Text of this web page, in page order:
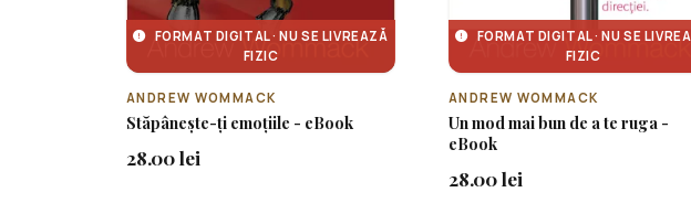
FORMAT DIGITAL · NU SE LIVREAZĂ
FIZIC
ANDREW WOMMACK
Stăpânește-ți emoțiile - eBook
28.00 lei
FORMAT DIGITAL · NU SE
FIZIC
ANDREW WOMMACK
Un mod mai bun de a te ruga -
eBook
28.00 lei